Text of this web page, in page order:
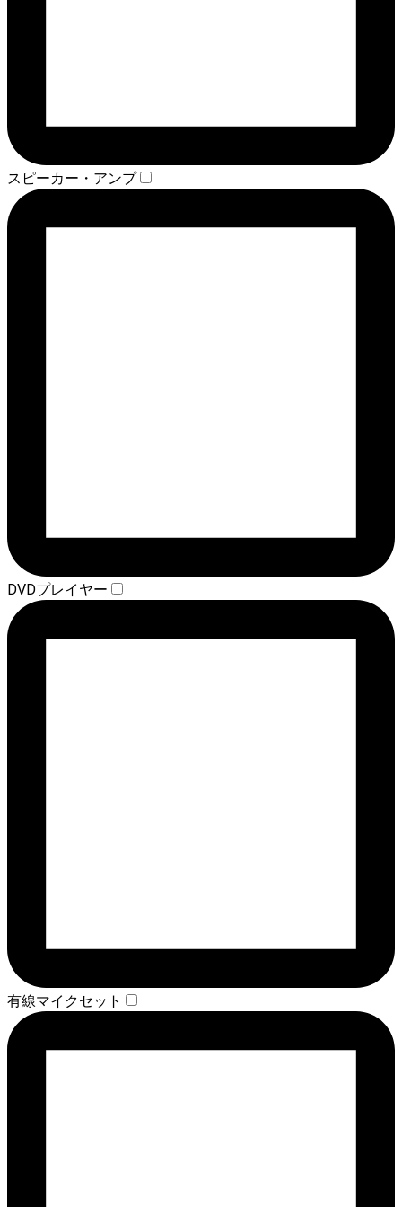
スピーカー・アンプ
DVDプレイヤー
有線マイクセット